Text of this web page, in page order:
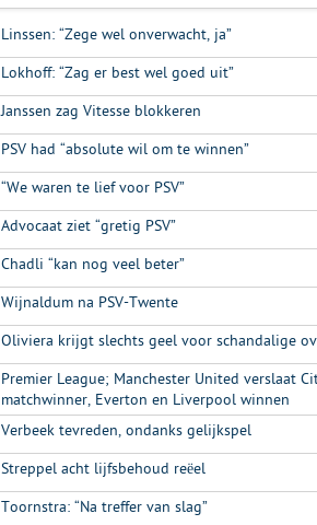
Linssen: “Zege wel onverwacht, ja”
Lokhoff: “Zag er best wel goed uit”
Janssen zag Vitesse blokkeren
PSV had “absolute wil om te winnen”
“We waren te lief voor PSV”
Advocaat ziet “gretig PSV”
Chadli “kan nog veel beter”
Wijnaldum na PSV-Twente
Oliviera krijgt slechts geel voor schandalige
Premier League; Manchester United verslaat
matchwinner, Everton en Liverpool winnen
Verbeek tevreden, ondanks gelijkspel
Streppel acht lijfsbehoud reëel
Toornstra: “Na treffer van slag”